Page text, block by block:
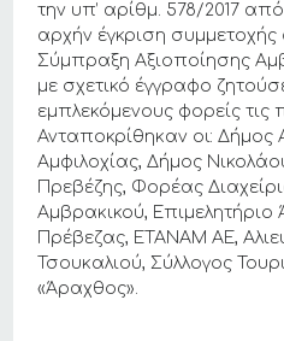
την υπ’ αρίθμ. 578/2017
αρχήν έγκριση συμμετοχής
Σύμπραξη Αξιοποίησης
με σχετικό έγγραφο
εμπλεκόμενους φορείς τις
Ανταποκρίθηκαν οι: Δήμος
Αμφιλοχίας, Δήμος
Πρεβέζης, Φορέας
Αμβρακικού, Επιμελητήριο
Πρέβεζας, ΕΤΑΝΑΜ ΑΕ,
Τσουκαλιού, Σύλλογος
«Άραχθος».